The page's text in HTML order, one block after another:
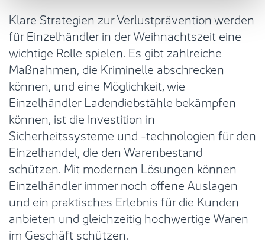
Klare Strategien zur Verlustprävention werden
für Einzelhändler in der Weihnachtszeit eine
wichtige Rolle spielen. Es gibt zahlreiche
Maßnahmen, die Kriminelle abschrecken
können, und eine Möglichkeit, wie
Einzelhändler Ladendiebstähle bekämpfen
können, ist die Investition in
Sicherheitssysteme und -technologien für den
Einzelhandel, die den Warenbestand
schützen. Mit modernen Lösungen können
Einzelhändler immer noch offene Auslagen
und ein praktisches Erlebnis für die Kunden
anbieten und gleichzeitig hochwertige Waren
im Geschäft schützen.